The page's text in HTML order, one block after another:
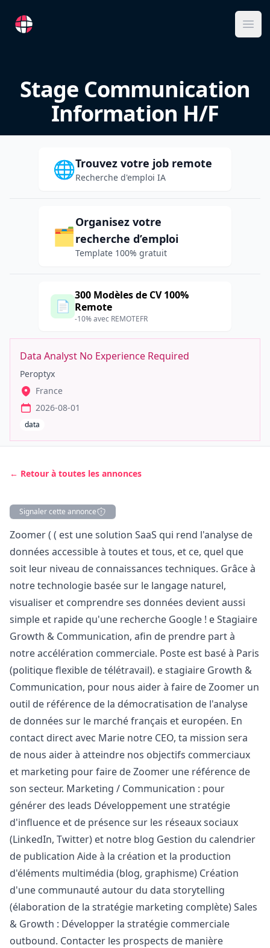
RemoteFR
Stage Communication
Information H/F
🌐Trouvez votre job remote
Recherche d'emploi IA
🗂️
Organisez votre
recherche d’emploi
Template 100% gratuit
📄
300 Modèles de CV 100%
Remote
-10% avec REMOTEFR
Data Analyst No Experience Required
Peroptyx
France
2026-08-01
data
← Retour à toutes les annonces
Signaler cette annonce
Description
Zoomer ( ( est une solution SaaS qui rend l'analyse de
données accessible à toutes et tous, et ce, quel que
soit leur niveau de connaissances techniques. Grâce à
notre technologie basée sur le langage naturel,
visualiser et comprendre ses données devient aussi
simple et rapide qu'une recherche Google ! e Stagiaire
Growth & Communication, afin de prendre part à
notre accélération commerciale. Poste est basé à Paris
(politique flexible de télétravail). e stagiaire Growth &
Communication, pour nous aider à faire de Zoomer un
outil de référence de la démocratisation de l'analyse
de données sur le marché français et européen. En
contact direct avec Marie notre CEO, ta mission sera
de nous aider à atteindre nos objectifs commerciaux
et marketing pour faire de Zoomer une référence de
son secteur. Marketing / Communication : pour
générer des leads Développement une stratégie
d'influence et de présence sur les réseaux sociaux
(LinkedIn, Twitter) et notre blog Gestion du calendrier
de publication Aide à la création et la production
d'éléments multimédia (blog, graphisme) Création
d'une communauté autour du data storytelling
(élaboration de la stratégie marketing complète) Sales
& Growth : Développer la stratégie commerciale
outbound. Contacter les prospects de manière